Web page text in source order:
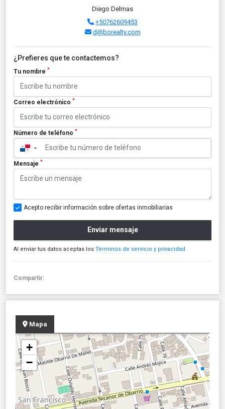
Diego Delmas
+50762609453
d@borealty.com
¿Prefieres que te contactemos?
Tu nombre *
Correo electrónico *
Número de teléfono *
▼
Mensaje *
Acepto recibir información sobre ofertas inmobiliarias
Enviar mensaje
Al enviar tus datos aceptas los Términos de servicio y privacidad
Compartir:
Mapa
+
−